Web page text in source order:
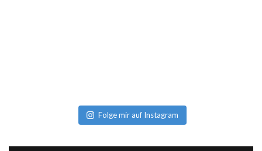
Folge mir auf Instagram